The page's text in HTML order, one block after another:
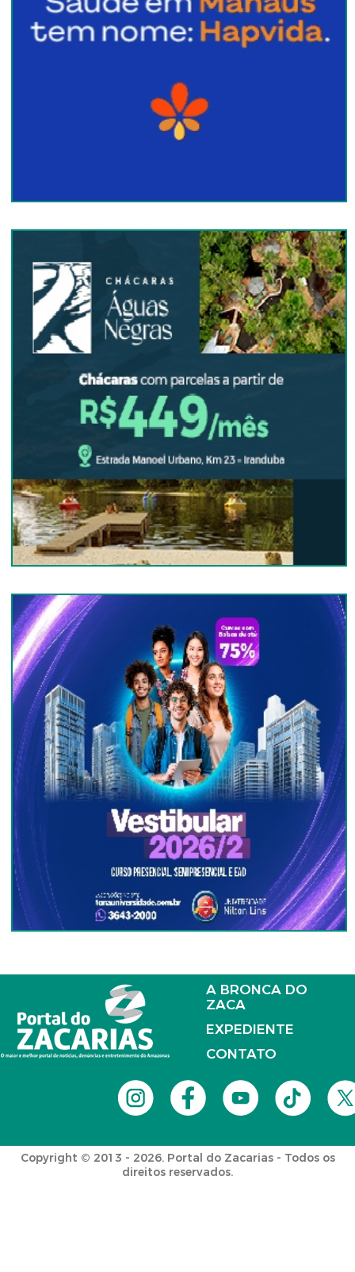
A BRONCA DO
ZACA
EXPEDIENTE
CONTATO
Copyright © 2013 - 2026. Portal do Zacarias - Todos os
direitos reservados.